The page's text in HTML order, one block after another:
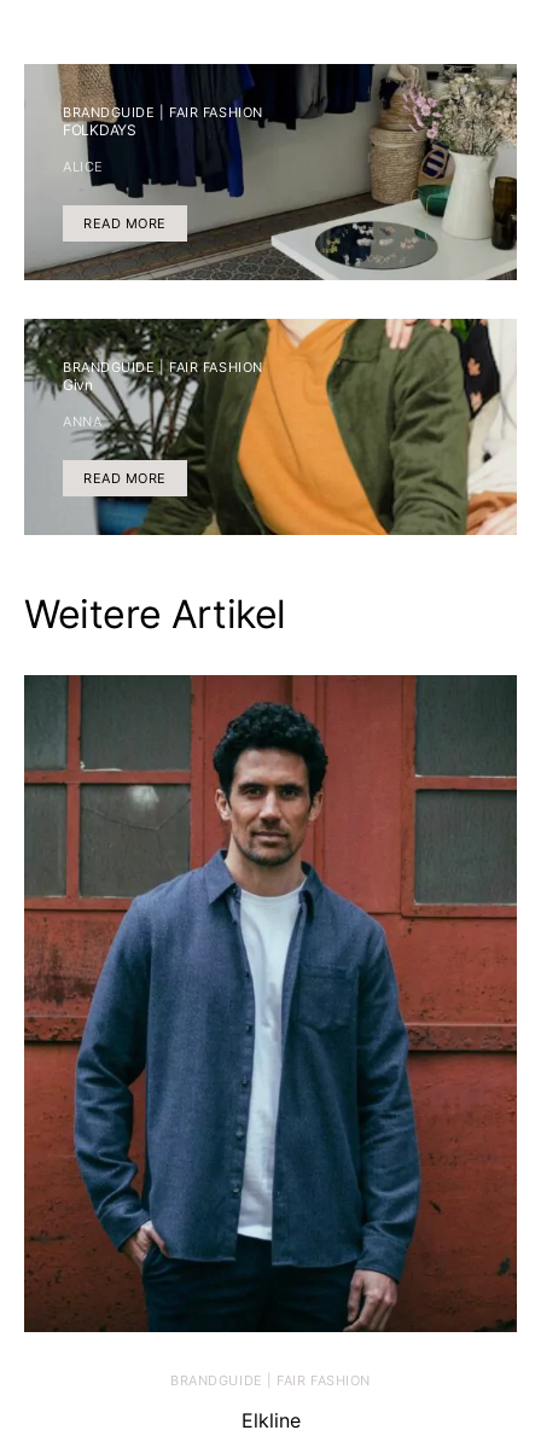
BRANDGUIDE | FAIR FASHION
FOLKDAYS
ALICE
READ MORE
BRANDGUIDE | FAIR FASHION
Givn
ANNA
READ MORE
Weitere Artikel
BRANDGUIDE | FAIR FASHION
Elkline